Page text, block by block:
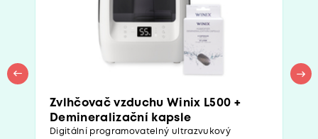
Zvlhčovač vzduchu Winix L500 +
Demineralizační kapsle
Digitální programovatelný ultrazvukový